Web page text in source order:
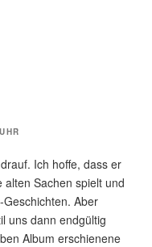
Ich hoffe, dass er
Sachen spielt und
Aber
uns dann endgültig
Album erschienene